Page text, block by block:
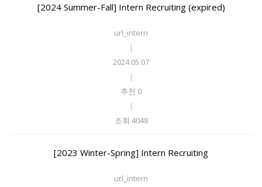
[2024 Summer-Fall] Intern Recruiting (expired)
url_intern
|
2024.05.07
|
추천 0
|
조회 4048
[2023 Winter-Spring] Intern Recruiting
url_intern